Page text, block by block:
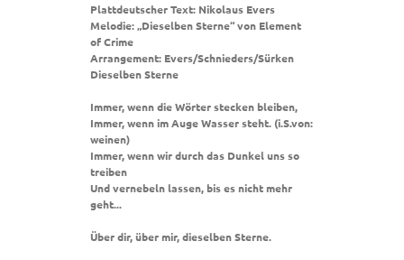
Plattdeutscher Text: Nikolaus Evers
Melodie: „Dieselben Sterne“ von Element
of Crime
Arrangement: Evers/Schnieders/Sürken
Dieselben Sterne
Immer, wenn die Wörter stecken bleiben,
Immer, wenn im Auge Wasser steht. (i.S.von:
weinen)
Immer, wenn wir durch das Dunkel uns so
treiben
Und vernebeln lassen, bis es nicht mehr
geht...
Über dir, über mir, dieselben Sterne.